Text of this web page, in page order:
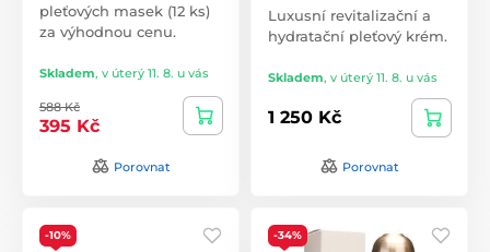
pleťových masek (12 ks)
za výhodnou cenu.
Skladem, v úterý 11. 8. u vás
588 Kč
395 Kč
Porovnat
Luxusní revitalizační a
hydratační pleťový krém.
Skladem, v úterý 11. 8. u vás
1 250 Kč
Porovnat
-10% -34%